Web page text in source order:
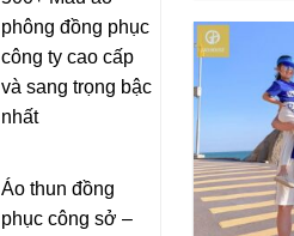
phông đồng phục
công ty cao cấp
và sang trọng bậc
nhất
Áo thun đồng
phục công sở –